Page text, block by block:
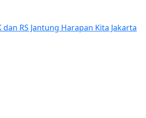
dan RS Jantung Harapan Kita Jakarta